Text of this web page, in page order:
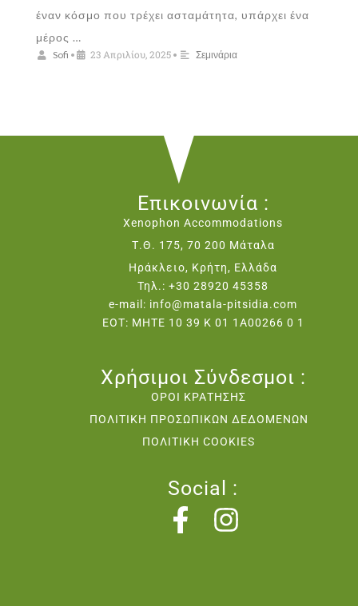
έναν κόσμο που τρέχει ασταμάτητα, υπάρχει ένα
μέρος …
Sofi • 23 Απριλίου, 2025 • Σεμινάρια
Επικοινωνία :
Xenophon Accommodations
Τ.Θ. 175, 70 200 Μάταλα
Ηράκλειο, Κρήτη, Ελλάδα
Τηλ.: +30 28920 45358
e-mail: info@matala-pitsidia.com
EOT: MHTE 10 39 K 01 1A00266 0 1
Χρήσιμοι Σύνδεσμοι :
ΟΡΟΙ ΚΡΑΤΗΣΗΣ
ΠΟΛΙΤΙΚΗ ΠΡΟΣΩΠΙΚΩΝ ΔΕΔΟΜΕΝΩΝ
ΠΟΛΙΤΙΚΗ COOKIES
Social :